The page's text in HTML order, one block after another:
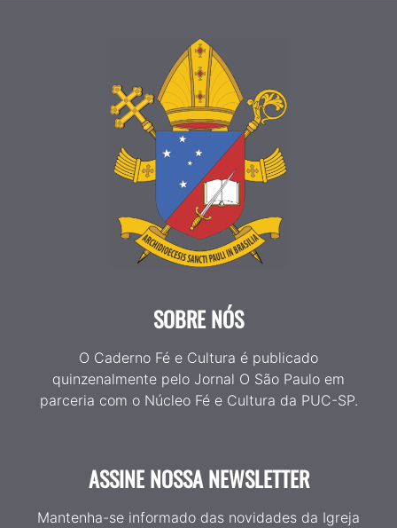
SOBRE NÓS
O Caderno Fé e Cultura é publicado
quinzenalmente pelo Jornal O São Paulo em
parceria com o Núcleo Fé e Cultura da PUC-SP.
ASSINE NOSSA NEWSLETTER
Mantenha-se informado das novidades da Igreja